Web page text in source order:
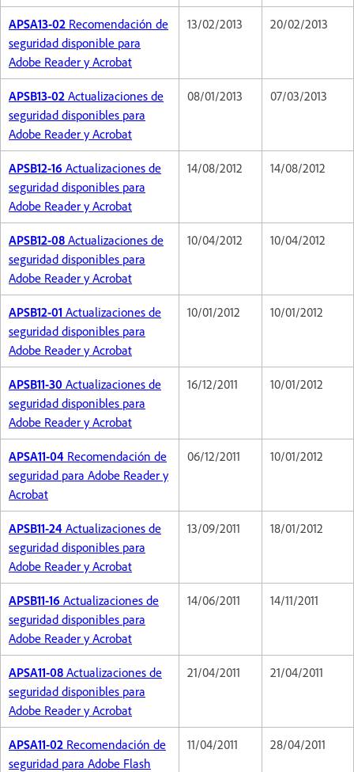
APSA13-02 Recomendación de
seguridad disponible para
Adobe Reader y Acrobat
13/02/2013 20/02/2013
APSB13-02 Actualizaciones de
seguridad disponibles para
Adobe Reader y Acrobat
08/01/2013 07/03/2013
APSB12-16 Actualizaciones de
seguridad disponibles para
Adobe Reader y Acrobat
14/08/2012 14/08/2012
APSB12-08 Actualizaciones de
seguridad disponibles para
Adobe Reader y Acrobat
10/04/2012 10/04/2012
APSB12-01 Actualizaciones de
seguridad disponibles para
Adobe Reader y Acrobat
10/01/2012 10/01/2012
APSB11-30 Actualizaciones de
seguridad disponibles para
Adobe Reader y Acrobat
16/12/2011 10/01/2012
APSA11-04 Recomendación de
seguridad para Adobe Reader y
Acrobat
06/12/2011 10/01/2012
APSB11-24 Actualizaciones de
seguridad disponibles para
Adobe Reader y Acrobat
13/09/2011 18/01/2012
APSB11-16 Actualizaciones de
seguridad disponibles para
Adobe Reader y Acrobat
14/06/2011 14/11/2011
APSA11-08 Actualizaciones de
seguridad disponibles para
Adobe Reader y Acrobat
21/04/2011 21/04/2011
APSA11-02 Recomendación de
seguridad para Adobe Flash
11/04/2011 28/04/2011